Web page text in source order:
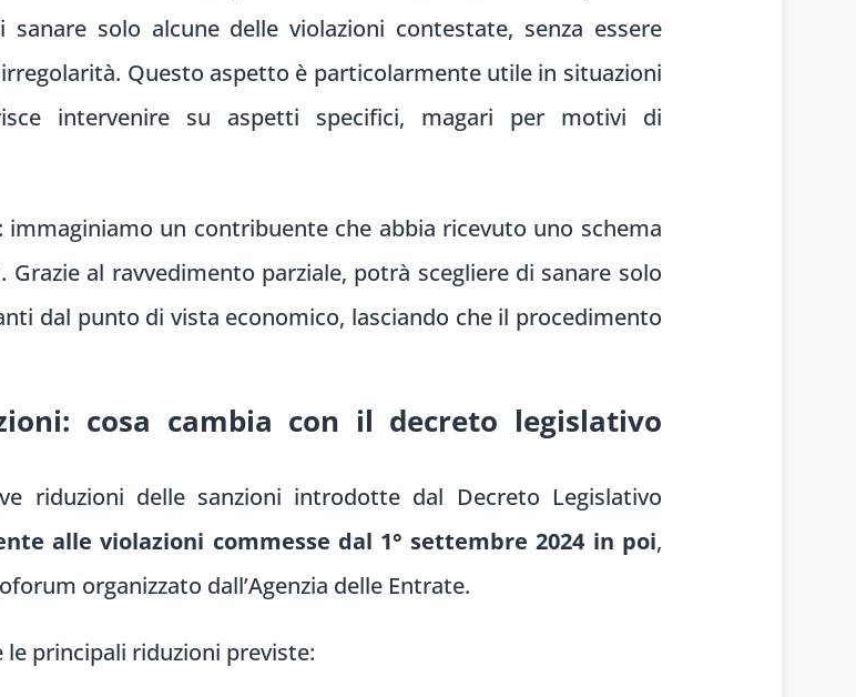
solo alcune delle violazioni contestate, senza essere
Questo aspetto è particolarmente utile in situazioni
intervenire su aspetti specifici, magari per motivi di
un contribuente che abbia ricevuto uno schema
al ravvedimento parziale, potrà scegliere di sanare solo
dal punto di vista economico, lasciando che il procedimento
cosa cambia con il decreto legislativo
riduzioni delle sanzioni introdotte dal Decreto Legislativo
alle violazioni commesse dal 1° settembre 2024 in poi,
organizzato dall’Agenzia delle Entrate.
principali riduzioni previste: